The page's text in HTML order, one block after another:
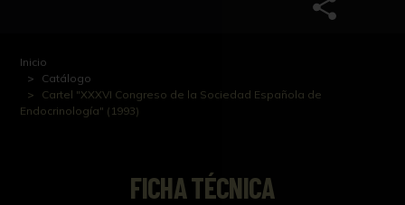
Inicio
Catálogo
Cartel "XXXVI Congreso de la Sociedad Española de
Endocrinología" (1993)
FICHA TÉCNICA